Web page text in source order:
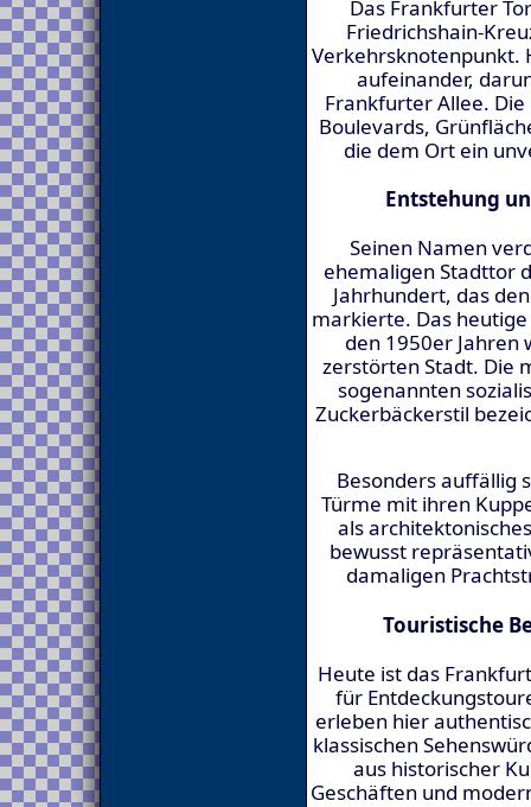
Das Frankfurter
Friedrichshain-
aufeinander,
Frankfurter Allee.
Boulevards,
die dem Ort ein
Entstehung
Seinen Namen
ehemaligen Stadttor
Jahrhundert, das
markierte. Das
den 1950er Jahren
zerstörten Stadt. Die
sogenannten
Zuckerbäckerstil
Besonders auffällig
Türme mit ihren
als
bewusst
damaligen
Touristische
Heute ist das
für
erleben hier
klassischen
aus historischer
Geschäften und